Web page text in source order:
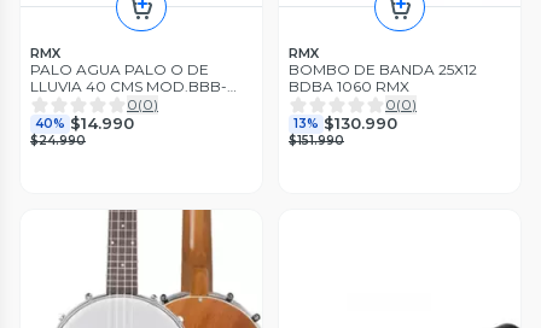
RMX
PALO AGUA PALO O DE
LLUVIA 40 CMS MOD.BBB-
4080 RMX
0(0)
40% $14.990
$24.990
RMX
BOMBO DE BANDA 25X12
BDBA 1060 RMX
0(0)
13% $130.990
$151.990